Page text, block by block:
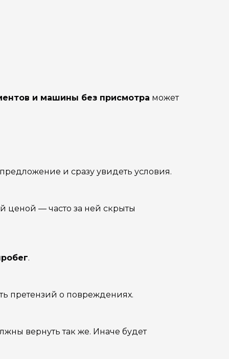
и машины без присмотра может
и сразу увидеть условия.
ценой — часто за ней скрыты
.
претензий о повреждениях.
вернуть так же. Иначе будет